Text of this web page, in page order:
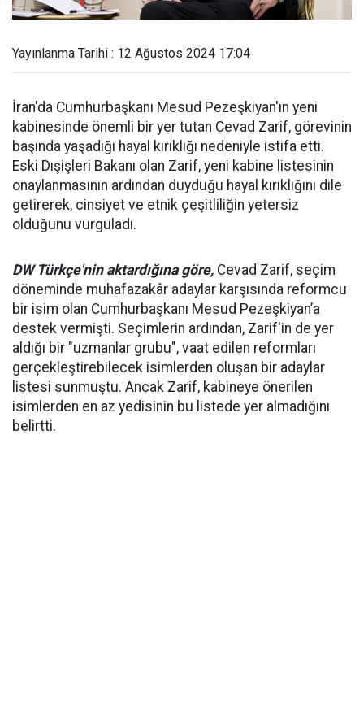
Yayınlanma Tarihi : 12 Ağustos 2024 17:04
İran'da Cumhurbaşkanı Mesud Pezeşkiyan'ın yeni
kabinesinde önemli bir yer tutan Cevad Zarif, görevinin
başında yaşadığı hayal kırıklığı nedeniyle istifa etti.
Eski Dışişleri Bakanı olan Zarif, yeni kabine listesinin
onaylanmasının ardından duyduğu hayal kırıklığını dile
getirerek, cinsiyet ve etnik çeşitliliğin yetersiz
olduğunu vurguladı.
DW Türkçe'nin aktardığına göre, Cevad Zarif, seçim
döneminde muhafazakâr adaylar karşısında reformcu
bir isim olan Cumhurbaşkanı Mesud Pezeşkiyan’a
destek vermişti. Seçimlerin ardından, Zarif'in de yer
aldığı bir "uzmanlar grubu", vaat edilen reformları
gerçekleştirebilecek isimlerden oluşan bir adaylar
listesi sunmuştu. Ancak Zarif, kabineye önerilen
isimlerden en az yedisinin bu listede yer almadığını
belirtti.